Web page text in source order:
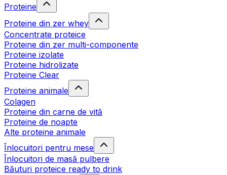
Proteine
Proteine din zer whey
Concentrate proteice
Proteine din zer multi-componente
Proteine izolate
Proteine hidrolizate
Proteine Clear
Proteine animale
Colagen
Proteine din carne de vită
Proteine de noapte
Alte proteine animale
Înlocuitori pentru mese
Înlocuitori de masă pulbere
Băuturi proteice ready to drink